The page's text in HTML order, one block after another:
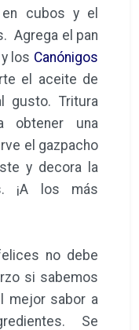
cubos y el
Agrega el pan
los Canónigos
el aceite de
gusto. Tritura
obtener una
el gazpacho
y decora la
¡A los más
no debe
si sabemos
mejor sabor a
Se